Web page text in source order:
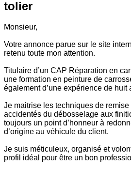
tolier
Monsieur,
Votre annonce parue sur le site
retenu toute mon attention.
Titulaire d’un CAP Réparation en
une formation en peinture de
également d’une expérience de huit
Je maitrise les techniques de
accidentés du débosselage aux
toujours un point d’honneur à
d’origine au véhicule du client.
Je suis méticuleux, organisé et
profil idéal pour être un bon